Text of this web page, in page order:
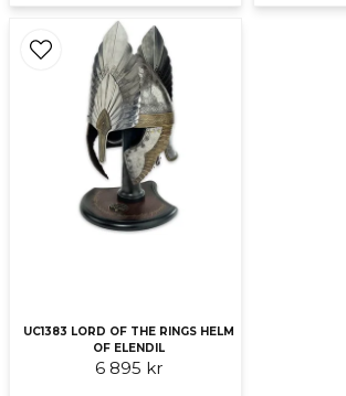
UC1383 LORD OF THE RINGS HELM
OF ELENDIL
6 895 kr